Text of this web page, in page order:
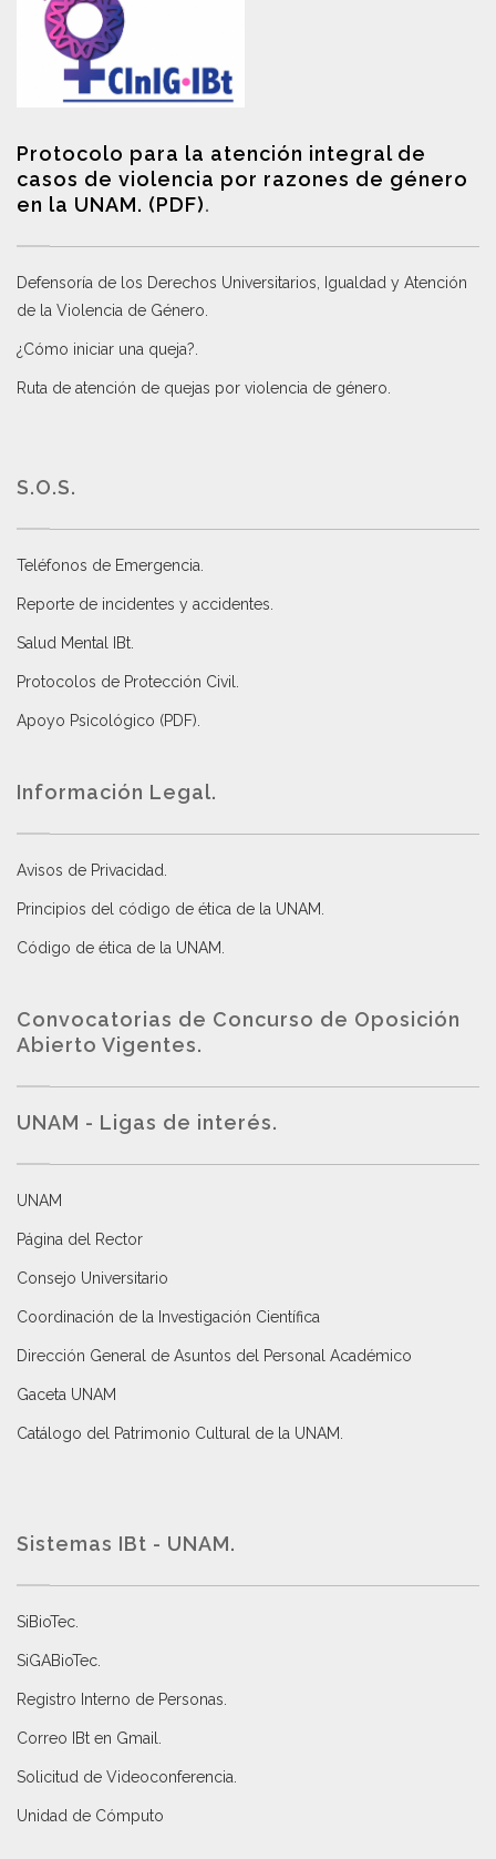
Protocolo para la atención integral de
casos de violencia por razones de género
en la UNAM. (PDF).
Defensoría de los Derechos Universitarios, Igualdad y Atención
de la Violencia de Género
¿Cómo iniciar una queja?
Ruta de atención de quejas por violencia de género
S.O.S.
Teléfonos de Emergencia.
Reporte de incidentes y accidentes
Salud Mental IBt
Protocolos de Protección Civil
Apoyo Psicológico (PDF)
Información Legal.
Avisos de Privacidad
Principios del código de ética de la UNAM
Código de ética de la UNAM
Convocatorias de Concurso de Oposición
Abierto Vigentes.
UNAM - Ligas de interés.
UNAM
Página del Rector
Consejo Universitario
Coordinación de la Investigación Científica
Dirección General de Asuntos del Personal Académico
Gaceta UNAM
Catálogo del Patrimonio Cultural de la UNAM.
Sistemas IBt - UNAM.
SiBioTec
SiGABioTec.
Registro Interno de Personas
Correo IBt en Gmail
Solicitud de Videoconferencia.
Unidad de Cómputo